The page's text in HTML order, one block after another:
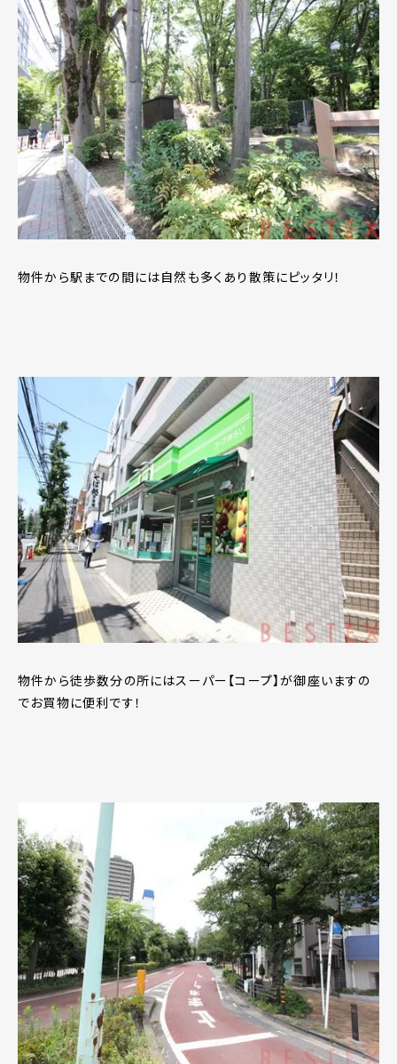
物件から駅までの間には自然も多くあり散策にピッタリ！
物件から徒歩数分の所にはスーパー【コープ】が御座いますの
でお買物に便利です！